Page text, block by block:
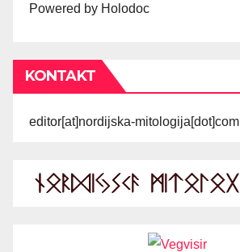
Powered by Holodoc
KONTAKT
editor[at]nordijska-mitologija[dot]com